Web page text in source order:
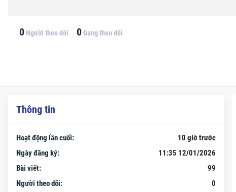
0 Người theo dõi 0Đang theo dõi
Thông tin
Hoạt động lần cuối:
10 giờ trước
Ngày đăng ký:
11:35 12/01/2026
Bài viết:
99
Người theo dõi:
0